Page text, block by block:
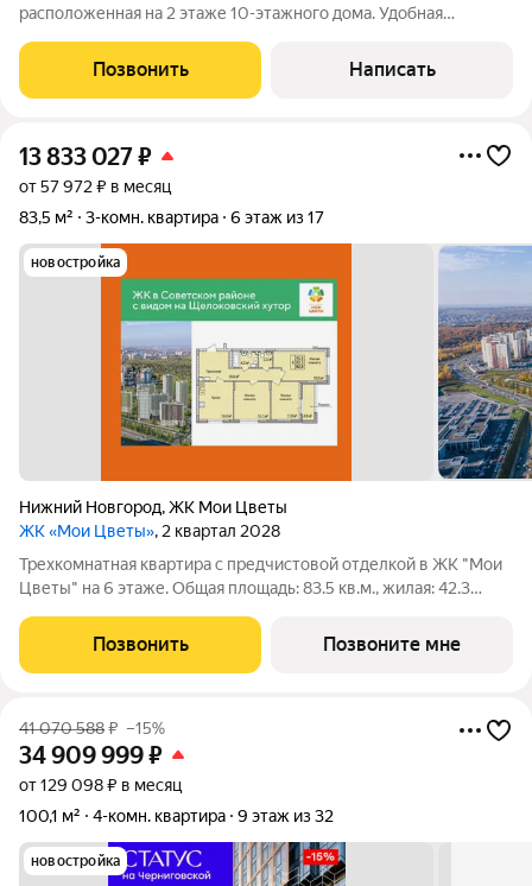
расположенная на 2 этаже 10-этажного дома. Удобная
лоджии, кладовка, раздельный с/узел, вместо ванны - душевая
кабина. Отличные соседи по тамбуру.
Позвонить Написать
13 833 027₽
от 57 972 ₽ в месяц
83,5 м²
3-комн. квартира 6 этаж из 17
новостройка
Нижний Новгород,ЖК Мои Цветы
ЖК «Мои Цветы», 2 квартал 2028
Трехкомнатная квартира с предчистовой отделкой в ЖК "Мои
Цветы" на 6 этаже. Общая площадь: 83.5 кв.м., жилая: 42.3
угловая, идеально подойдет любителям тишины и панорамных
видов. В
Позвонить Позвоните мне
41 070 588₽ –15%
34 909 999₽
от 129 098 ₽ в месяц
100,1 м²
4-комн. квартира 9 этаж из 32
новостройка